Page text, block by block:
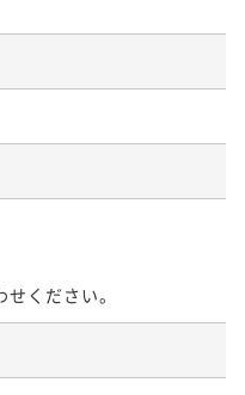
ください。